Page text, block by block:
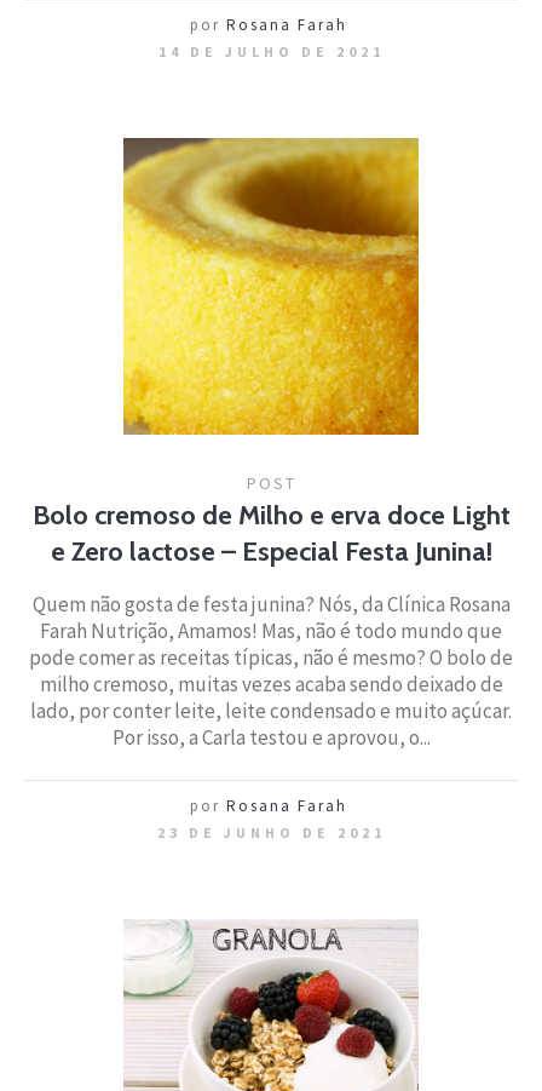
por Rosana Farah
14 DE JULHO DE 2021
POST
Bolo cremoso de Milho e erva doce Light
e Zero lactose – Especial Festa Junina!
Quem não gosta de festa junina? Nós, da Clínica Rosana
Farah Nutrição, Amamos! Mas, não é todo mundo que
pode comer as receitas típicas, não é mesmo? O bolo de
milho cremoso, muitas vezes acaba sendo deixado de
lado, por conter leite, leite condensado e muito açúcar.
Por isso, a Carla testou e aprovou, o...
por Rosana Farah
23 DE JUNHO DE 2021